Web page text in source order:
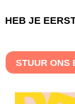
HEB JE
STUUR ONS